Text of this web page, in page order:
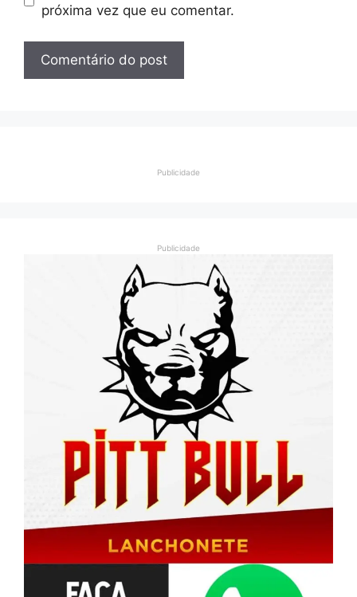
próxima vez que eu comentar.
Publicidade
Publicidade